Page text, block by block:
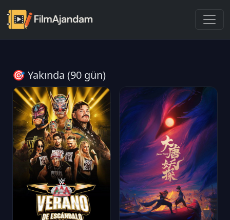
🎯 Yakında (90 gün)